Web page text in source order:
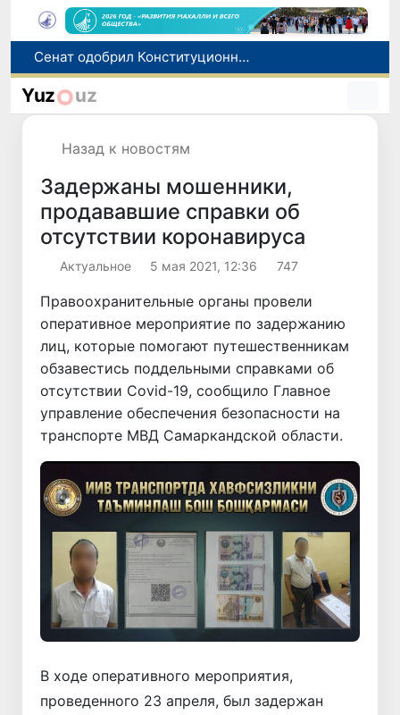
В Ташкенте задержали подозреваемых в распространении крупной партии наркотиков
В Узбекистане упростят назначение пенсий по инвалидности
Yuz uz
Назад к новостям
Задержаны мошенники,
продававшие справки об
отсутствии коронавируса
Актуальное 5 мая 2021, 12:36 747
Правоохранительные органы провели
оперативное мероприятие по задержанию
лиц, которые помогают путешественникам
обзавестись поддельными справками об
отсутствии Covid-19, сообщило Главное
управление обеспечения безопасности на
транспорте МВД Самаркандской области.
В ходе оперативного мероприятия,
проведенного 23 апреля, был задержан